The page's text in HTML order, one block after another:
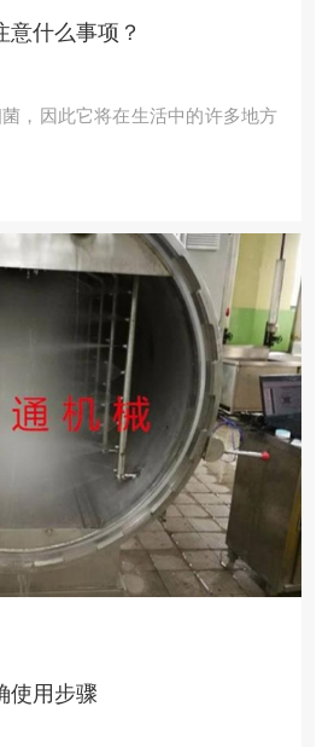
意什么事项？
，因此它将在生活中的许多地方
使用步骤